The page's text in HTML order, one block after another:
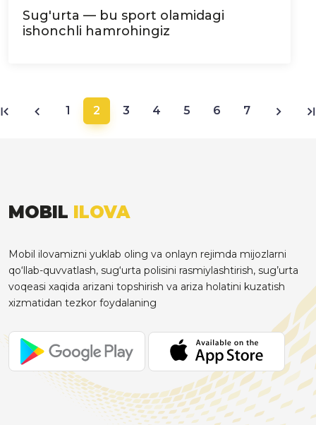
Sug'urta — bu sport olamidagi
ishonchli hamrohingiz
1 2 3 4 5 6 7
MOBIL ILOVA
Mobil ilovamizni yuklab oling va onlayn rejimda mijozlarni
qo‘llab-quvvatlash, sug‘urta polisini rasmiylashtirish, sug’urta
voqeasi xaqida arizani topshirish va ariza holatini kuzatish
xizmatidan tezkor foydalaning